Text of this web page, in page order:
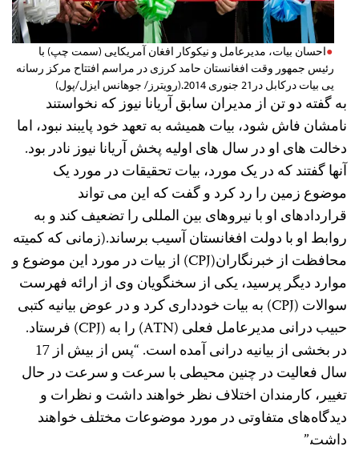
احسان بیات، مدیرعامل و نیکوکار افغان آمریکایی (سمت چپ) با
رئیس جمهور وقت افغانستان حامد کرزی در مراسم افتتاح مرکز رسانه
یی بیات درکابل در21 جنوری 2014.(رویترز/ جوهانس ایزل/پول)
به گفته دو تن از مدیران سابق آریانا نیوز که نخواستند
نامشان فاش شود، بیات همیشه به تعهد خود پایبند نبود، اما
دخالت های او در سال های اولیه پخش آریانا نیوز نادر بود.
آنها گفتند که در یک مورد، بیات تحقیقات در مورد یک
موضوع زمین را رد کرد و گفت که این می تواند
قراردادهای او با نیروهای بین المللی را تضعیف کند و به
روابط او با دولت افغانستان آسیب برساند.(زمانی که کمیته
محافظت از خبرنگاران(CPJ) از بیات در مورد این موضوع و
موارد دیگر پرسید، یکی از سخنگویان وی از ارائه فهرست
سوالات (CPJ) به بیات خودداری کرد و در عوض بیانیه کتبی
حبیب درانی مدیرعامل فعلی (ATN) را به (CPJ) فرستاد.
در بخشی از بیانیه درانی آمده است. “پس از بیش از 17
سال فعالیت در چنین محیطی با سرعت و سرعت در حال
تغییر، کارمندان اختلاف نظر خواهند داشت و نظرات و
دیدگاه‌های متفاوتی در مورد موضوعات مختلف خواهند
داشت.”